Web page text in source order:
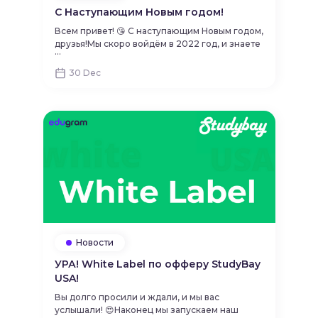
С Наступающим Новым годом!
Всем привет! 😘 С наступающим Новым годом,
друзья!Мы скоро войдём в 2022 год, и знаете
что? Мы желаем вам в новом году вместе с
нами быстро получить результат по простой
формуле: прибыль💰 х 2️⃣ (а лучше в квадрате
интересного в новом году 😏И еще,
небольшая заметка.В период новогодних
...
30 Dec
Новости
УРА! White Label по офферу StudyBay
USA!
​​Вы долго просили и ждали, и мы вас
услышали! 😍Наконец мы запускаем наш